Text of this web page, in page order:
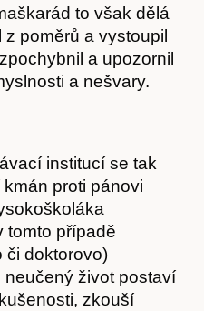
to však dělá
poměrů a vystoupil
a upozornil
a nešvary.
institucí se tak
proti pánovi
tomto případě
či doktorovo)
život postaví
zkouší